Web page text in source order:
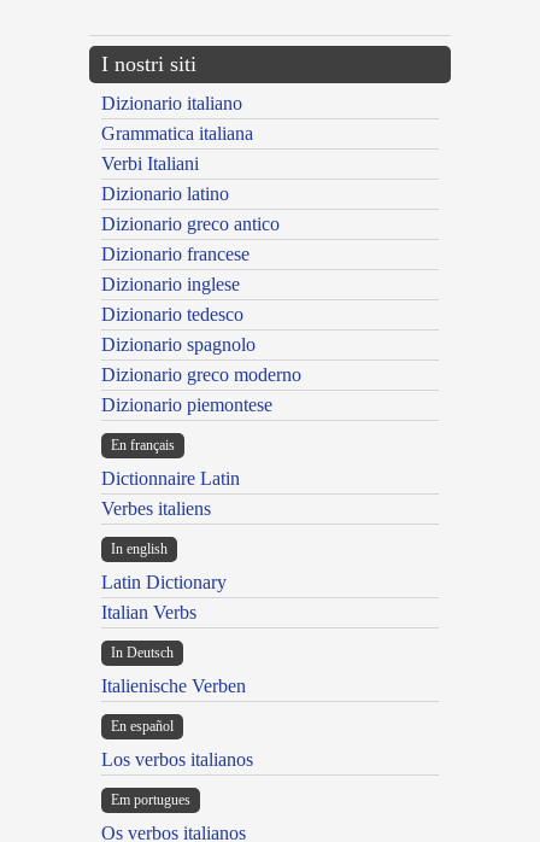
I nostri siti
Dizionario italiano
Grammatica italiana
Verbi Italiani
Dizionario latino
Dizionario greco antico
Dizionario francese
Dizionario inglese
Dizionario tedesco
Dizionario spagnolo
Dizionario greco moderno
Dizionario piemontese
En français
Dictionnaire Latin
Verbes italiens
In english
Latin Dictionary
Italian Verbs
In Deutsch
Italienische Verben
En español
Los verbos italianos
Em portugues
Os verbos italianos